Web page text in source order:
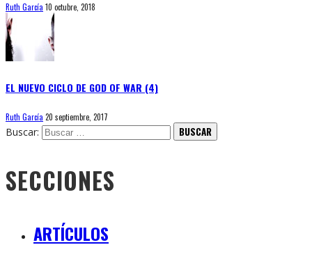
Ruth García 10 octubre, 2018
EL NUEVO CICLO DE GOD OF WAR (4)
Ruth García 20 septiembre, 2017
Buscar:
SECCIONES
ARTÍCULOS